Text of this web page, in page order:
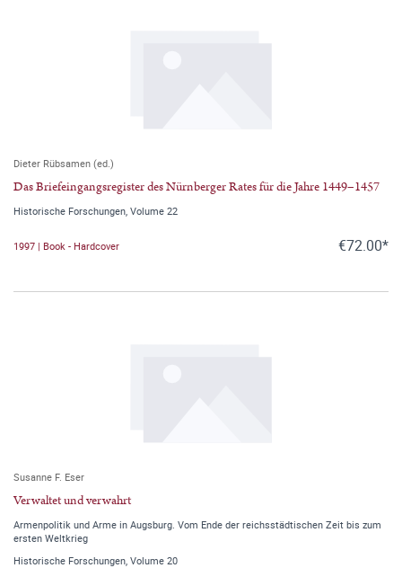
Dieter Rübsamen (ed.)
Das Briefeingangsregister des Nürnberger Rates für die Jahre 1449–1457
Historische Forschungen, Volume 22
1997 | Book - Hardcover €72.00*
Susanne F. Eser
Verwaltet und verwahrt
Armenpolitik und Arme in Augsburg. Vom Ende der reichsstädtischen Zeit bis zum
ersten Weltkrieg
Historische Forschungen, Volume 20